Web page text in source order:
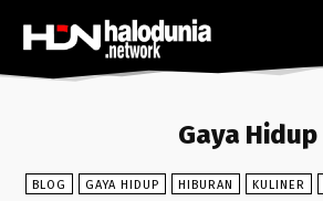
Gaya Hidup
BLOG GAYA HIDUP HIBURAN KULINER